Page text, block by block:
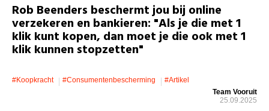
Rob Beenders beschermt jou bij online
verzekeren en bankieren: "Als je die met 1
klik kunt kopen, dan moet je die ook met 1
klik kunnen stopzetten"
#koopkracht #consumentenbescherming
#artikel
Team Vooruit
25.09.2025